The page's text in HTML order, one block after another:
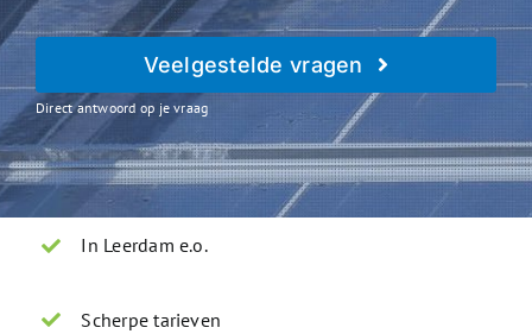
Veelgestelde vragen
Direct antwoord op je vraag
In Leerdam e.o.
Scherpe tarieven